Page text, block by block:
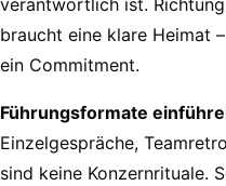
verantwortlich ist.
braucht eine klare Heimat
ein Commitment.
Führungsformate
Einzelgespräche,
sind keine Konzernrituale.